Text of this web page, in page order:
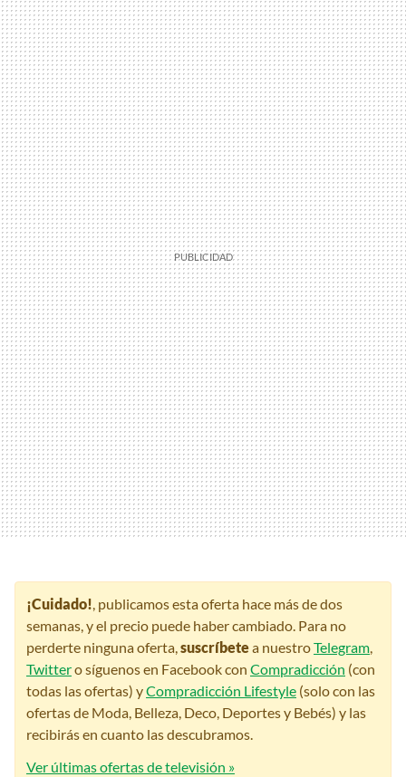
¡Cuidado!, publicamos esta oferta hace más de dos
semanas, y el precio puede haber cambiado. Para no
perderte ninguna oferta,suscríbetea nuestroTelegram,
Twittero síguenos en Facebook con Compradicción (con
todas las ofertas) yCompradicción Lifestyle (solo con las
ofertas de Moda, Belleza, Deco, Deportes y Bebés) y las
recibirás en cuanto las descubramos.
Ver últimas ofertas de televisión »